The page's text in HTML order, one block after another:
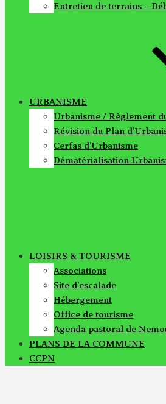
Entretien de terrains –
URBANISME
Urbanisme / Règlement
Révision du Plan
Cerfas d’Urbanisme
Dématérialisation
LOISIRS & TOURISME
Associations
Site d’escalade
Hébergement
Office de tourisme
Agenda pastoral de
PLANS DE LA COMMUNE
CCPN